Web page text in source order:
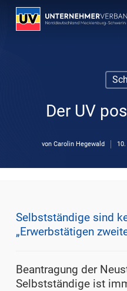
Skip
Der UV
von Carolin Hegewald
Selbstständige sind
„Erwerbstätigen
Beantragung der
Selbstständige ist